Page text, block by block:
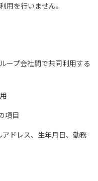
用を行いません。
ープ会社間で共同利用する
項目
ドレス、生年月日、勤務